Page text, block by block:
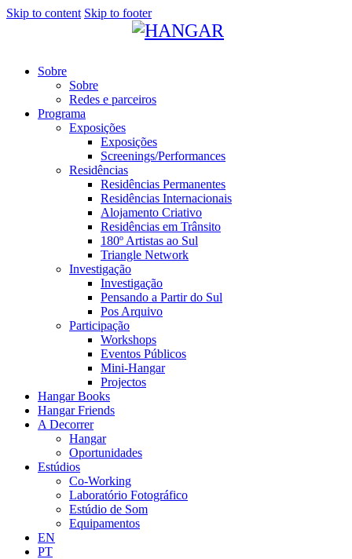
Skip to content Skip to footer
Sobre
Sobre
Redes e parceiros
Programa
Exposições
Exposições
Screenings/Performances
Residências
Residências Permanentes
Residências Internacionais
Alojamento Criativo
Residências em Trânsito
180º Artistas ao Sul
Triangle Network
Investigação
Investigação
Pensando a Partir do Sul
Pos Arquivo
Participação
Workshops
Eventos Públicos
Mini-Hangar
Projectos
Hangar Books
Hangar Friends
A Decorrer
Hangar
Oportunidades
Estúdios
Co-Working
Laboratório Fotográfico
Estúdio de Som
Equipamentos
EN
PT